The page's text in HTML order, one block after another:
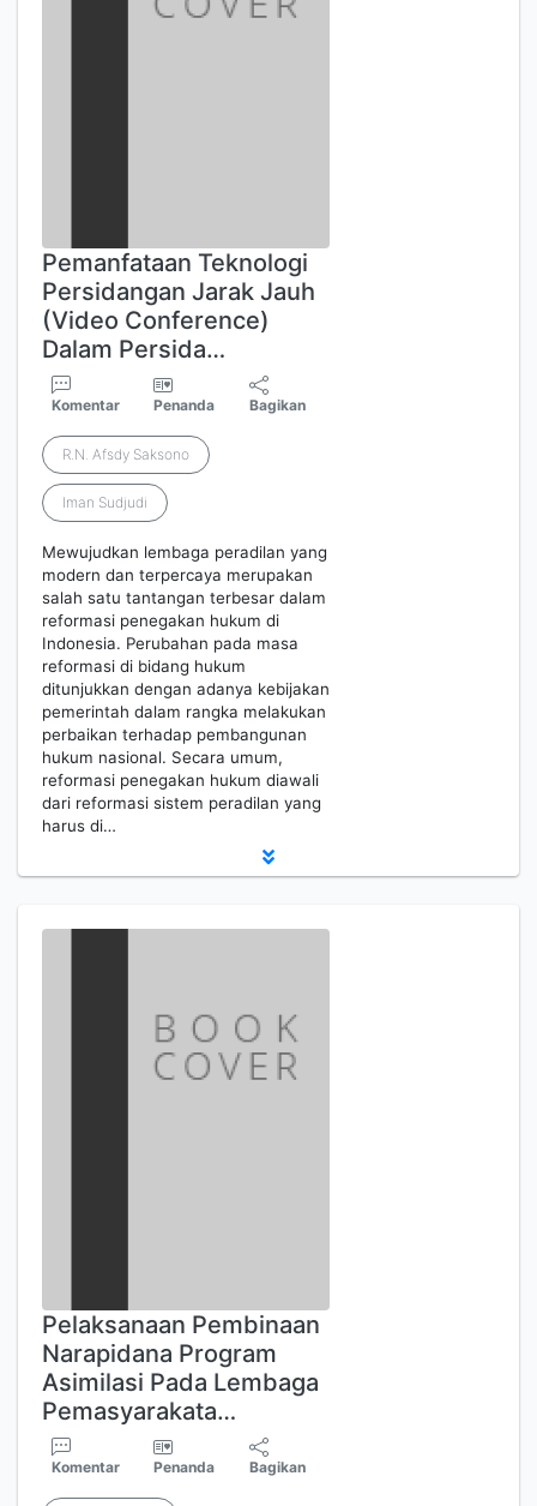
Pemanfataan Teknologi
Persidangan Jarak Jauh
(Video Conference)
Dalam Persida…
Komentar Penanda Bagikan
R.N. Afsdy Saksono
Iman Sudjudi
Mewujudkan lembaga peradilan yang
modern dan terpercaya merupakan
salah satu tantangan terbesar dalam
reformasi penegakan hukum di
Indonesia. Perubahan pada masa
reformasi di bidang hukum
ditunjukkan dengan adanya kebijakan
pemerintah dalam rangka melakukan
perbaikan terhadap pembangunan
hukum nasional. Secara umum,
reformasi penegakan hukum diawali
dari reformasi sistem peradilan yang
harus di…
Pelaksanaan Pembinaan
Narapidana Program
Asimilasi Pada Lembaga
Pemasyarakata…
Komentar Penanda Bagikan